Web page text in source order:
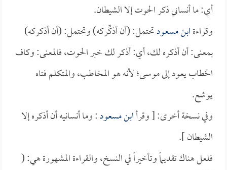
أي: ما أنساني ذكر الحوت إلا الشيطان.
وقراءةابن مسعودتحتمل: (أن أذكِّركه) وتحتمل: (أن أذكركه)
بمعنى: أن أذكره لك، أي: أذكر لك خبر الحوت، فالمعنى: وكاف
الخطاب يعود إلى موسى؛ لأنه هو المخاطب، والمتكلم فتاه
يوشع.
وفي نسخة أخرى: [ وقرأابن مسعود: وما أنسانيه أن أذكره إلا
الشيطان ].
فلعل هناك تقديماً وتأخيراً في النسخ، والقراءة المشهورة هي: (